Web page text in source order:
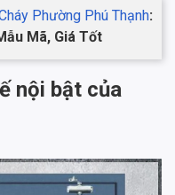
Phường Phú Thạnh:
Mã, Giá Tốt
nội bật của